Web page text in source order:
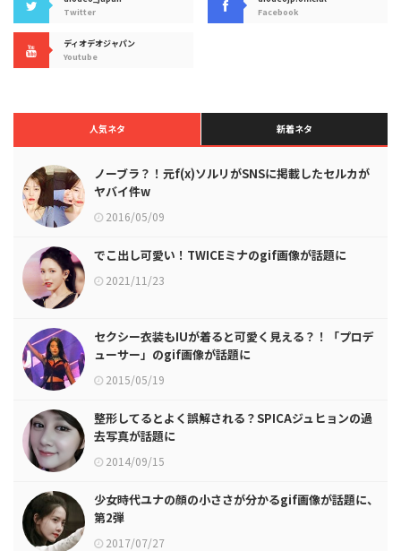
Twitter
Facebook
ディオデオジャパン
Youtube
人気ネタ 新着ネタ
ノーブラ？！元f(x)ソルリがSNSに掲載したセルカが
ヤバイ件w
2016/05/09
でこ出し可愛い！TWICEミナのgif画像が話題に
2021/11/23
セクシー衣装もIUが着ると可愛く見える？！「プロデ
ューサー」のgif画像が話題に
2015/05/19
整形してるとよく誤解される？SPICAジュヒョンの過
去写真が話題に
2014/09/15
少女時代ユナの顔の小ささが分かるgif画像が話題に、
第2弾
2017/07/27